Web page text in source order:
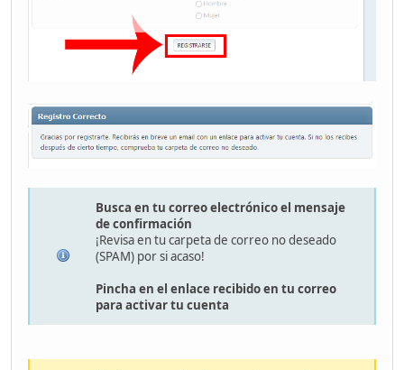
Busca en tu correo electrónico el mensaje
de confirmación
¡Revisa en tu carpeta de correo no deseado
(SPAM) por si acaso!
Pincha en el enlace recibido en tu correo
para activar tu cuenta